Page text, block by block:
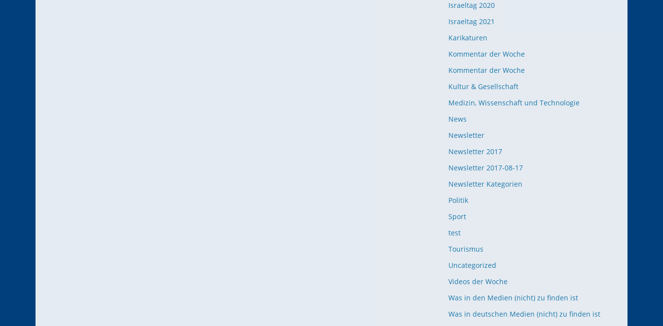
Israeltag 2020
Israeltag 2021
Karikaturen
Kommentar der Woche
Kommentar der Woche
Kultur & Gesellschaft
Medizin, Wissenschaft und Technologie
News
Newsletter
Newsletter 2017
Newsletter 2017-08-17
Newsletter Kategorien
Politik
Sport
test
Tourismus
Uncategorized
Videos der Woche
Was in den Medien (nicht) zu finden ist
Was in deutschen Medien (nicht) zu finden ist